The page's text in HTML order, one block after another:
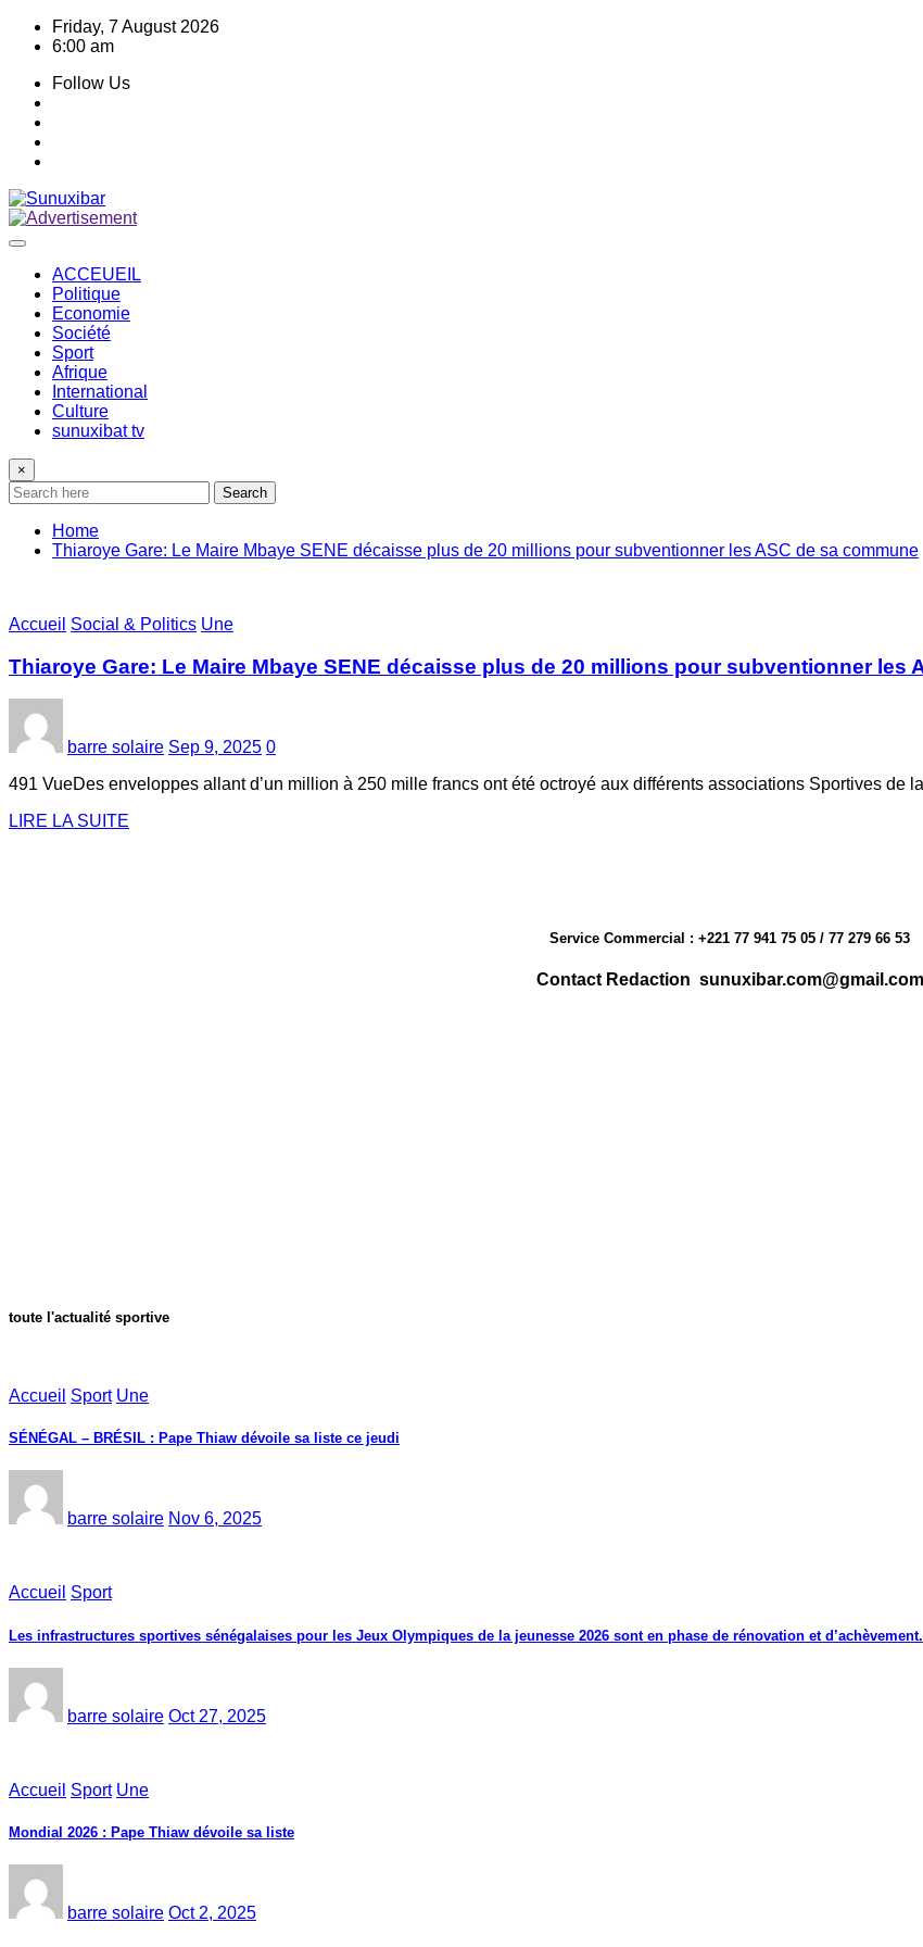
Skip
Friday, 7 August 2026
6:00 am
Follow Us
ACCEUEIL
Politique
Economie
Société
Sport
Afrique
International
Culture
sunuxibat tv
×
Search
Home
Thiaroye Gare: Le Maire Mbaye SENE décaisse plus de 20 millions pour subventionner les ASC de sa commune
Accueil Social & Politics Une
Thiaroye Gare: Le Maire Mbaye SENE décaisse plus de 20 millions pour subventionner les
barre solaire Sep 9, 2025 0
491 VueDes enveloppes allant d’un million à 250 mille francs ont été octroyé aux différents associations Sportives de
LIRE LA SUITE
Service Commercial : +221 77 941 75 05 / 77 279 66 53
Contact Redaction sunuxibar.com@gmail.com
toute l'actualité sportive
Accueil Sport Une
SÉNÉGAL – BRÉSIL : Pape Thiaw dévoile sa liste ce jeudi
barre solaire Nov 6, 2025
Accueil Sport
Les infrastructures sportives sénégalaises pour les Jeux Olympiques de la jeunesse 2026 sont en phase de rénovation et d’achèvement.
barre solaire Oct 27, 2025
Accueil Sport Une
Mondial 2026 : Pape Thiaw dévoile sa liste
barre solaire Oct 2, 2025